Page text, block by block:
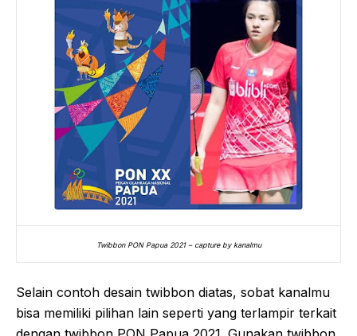
Twibbon PON Papua 2021 – capture by kanalmu
Selain contoh desain twibbon diatas, sobat kanalmu
bisa memiliki pilihan lain seperti yang terlampir terkait